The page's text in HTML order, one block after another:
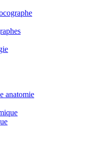
anatomie